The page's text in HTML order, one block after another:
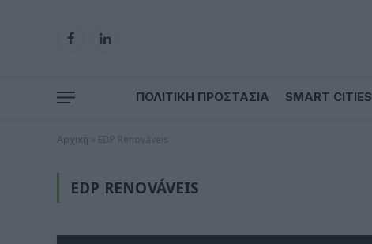
FacebookLinkedIn
ΠΟΛΙΤΙΚΗ ΠΡΟΣΤΑΣΙΑ SMART CITIES
Αρχική EDP Renováveis
EDP RENOVÁVEIS